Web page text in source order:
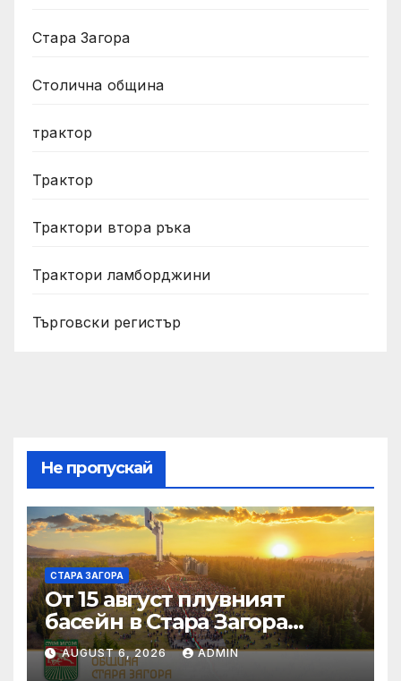
Стара Загора
Столична община
трактор
Трактор
Трактори втора ръка
Трактори ламборджини
Търговски регистър
Не пропускай
СТАРА ЗАГОРА
От 15 август плувният
басейн в Стара Загора
затваря за планирана
годишна профилактика
AUGUST 6, 2026 ADMIN